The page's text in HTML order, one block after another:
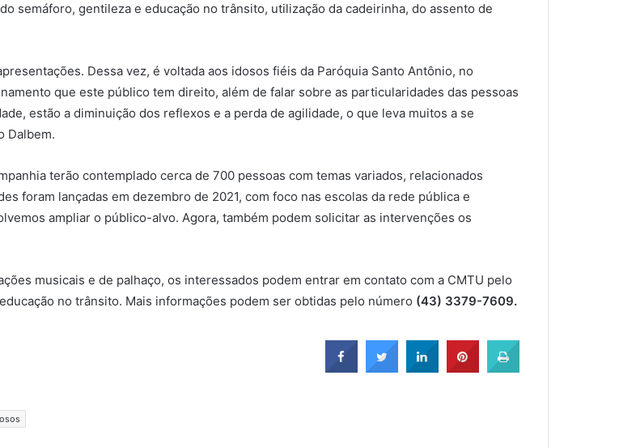
semáforo, gentileza e educação no trânsito, utilização da cadeirinha, do assento de
Dessa vez, é voltada aos idosos fiéis da Paróquia Santo Antônio, no
que este público tem direito, além de falar sobre as particularidades das pessoas
estão a diminuição dos reflexos e a perda de agilidade, o que leva muitos a se
Dalbem.
terão contemplado cerca de 700 pessoas com temas variados, relacionados
foram lançadas em dezembro de 2021, com foco nas escolas da rede pública e
ampliar o público-alvo. Agora, também podem solicitar as intervenções os
musicais e de palhaço, os interessados podem entrar em contato com a CMTU pelo
no trânsito. Mais informações podem ser obtidas pelo número (43) 3379-7609.